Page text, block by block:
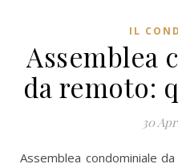
IL
Assemblea
da remoto:
30
Assemblea condominiale da remoto solo con il consenso